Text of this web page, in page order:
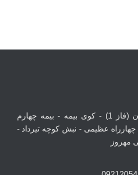
تهران - شهرک اکباتان (فاز 1) - کوی بیمه - بیمه چهارم
چهارراه عظیمی - نبش کوچه تیرداد -